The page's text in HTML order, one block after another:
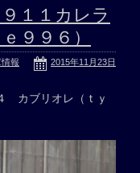
１１カレラ
９９６）
2015年11月23日
報
カブリオレ（ｔｙ